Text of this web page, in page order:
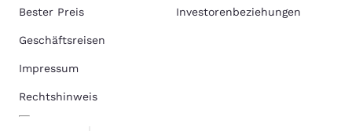
Bester Preis
Geschäftsreisen
Impressum
Rechtshinweis
Investorenbeziehungen